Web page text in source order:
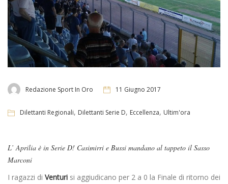
Redazione Sport In Oro 11 Giugno 2017
Dilettanti Regionali, Dilettanti Serie D, Eccellenza, Ultim'ora
L’ Aprilia è in Serie D! Casimirri e Bussi mandano al tappeto il Sasso
Marconi
I ragazzi di Venturi si aggiudicano per 2 a 0 la Finale di ritorno dei